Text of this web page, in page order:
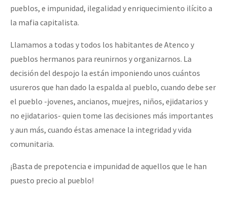
pueblos, e impunidad, ilegalidad y enriquecimiento ilícito a
la mafia capitalista.
Llamamos a todas y todos los habitantes de Atenco y
pueblos hermanos para reunirnos y organizarnos. La
decisión del despojo la están imponiendo unos cuántos
usureros que han dado la espalda al pueblo, cuando debe ser
el pueblo -jovenes, ancianos, muejres, niños, ejidatarios y
no ejidatarios- quien tome las decisiones más importantes
y aun más, cuando éstas amenace la integridad y vida
comunitaria.
¡Basta de prepotencia e impunidad de aquellos que le han
puesto precio al pueblo!